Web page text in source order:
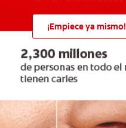
¡Empiece ya mismo!